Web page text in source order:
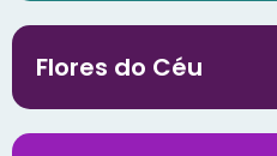
Flores do Céu